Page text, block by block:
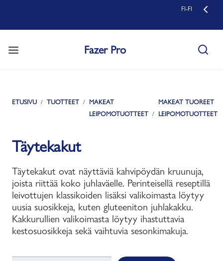
FI-FI
Fazer Pro
ETUSIVU TUOTTEET
MAKEAT
LEIPOMOTUOTTEET
MAKEAT TUOREET
LEIPOMOTUOTTEET
Täytekakut
Täytekakut ovat näyttäviä kahvipöydän kruunuja,
joista riittää koko juhlaväelle. Perinteisellä reseptillä
leivottujen klassikoiden lisäksi valikoimasta löytyy
uusia suosikkeja, kuten gluteeniton juhlakakku.
Kakkurullien valikoimasta löytyy ihastuttavia
kestosuosikkeja sekä vaihtuvia sesonkimakuja.